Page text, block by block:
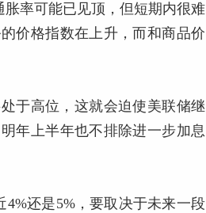
率可能已见顶，但短期内很难
价格指数在上升，而和商品价
于高位，这就会迫使美联储继
年上半年也不排除进一步加息
还是5%，要取决于未来一段